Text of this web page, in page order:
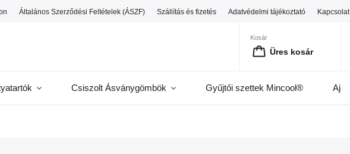
Általános Szerződési Feltételek (ÁSZF) Szállítás és fizetés Adatvédelmi tájékoztató Kapcsolat
Kosár
Üres kosár
Csiszolt Ásványgömbök Gyűjtői szettek Mincool®